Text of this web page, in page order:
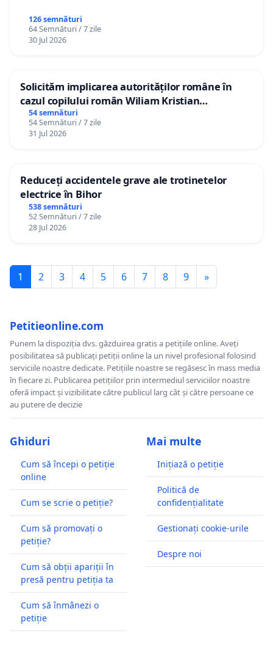
126 semnături
64 Semnături / 7 zile
30 Jul 2026
Solicităm implicarea autorităților române în
cazul copilului român Wiliam Kristian
Gheorghe, aflat în plasament în Danemarca de
12 ani
54 semnături
54 Semnături / 7 zile
31 Jul 2026
Reduceți accidentele grave ale trotinetelor
electrice în Bihor
538 semnături
52 Semnături / 7 zile
28 Jul 2026
1 2 3 4 5 6 7 8 9 »
Petitieonline.com
Punem la dispoziția dvs. găzduirea gratis a petițiile online. Aveți
posibilitatea să publicați petiții online la un nivel profesional folosind
serviciile noastre dedicate. Petițiile noastre se regăsesc în mass media
în fiecare zi. Publicarea petițiilor prin intermediul serviciilor noastre
oferă impact și vizibilitate către publicul larg cât și către persoane ce
au putere de decizie
Ghiduri
Cum să începi o petiție
online
Cum se scrie o petiție?
Cum să promovați o
petiție?
Cum să obții apariții în
presă pentru petiția ta
Cum să înmânezi o
petiție
Mai multe
Inițiază o petiție
Politică de
confidențialitate
Gestionați cookie-urile
Despre noi